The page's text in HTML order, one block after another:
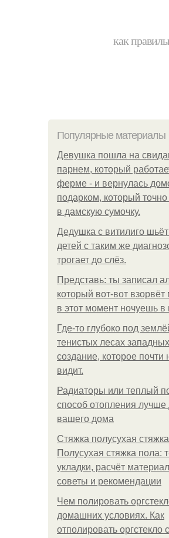
как
Популярные материалы
Девушка пошла на
парнем, который
ферме - и вернулась
подарком, который точно
в дамскую сумочку.
Дедушка с витилиго шьёт
детей с таким же
трогает до слёз.
Представь: ты записал
который вот-вот
в этот момент ночуешь
Где-то глубоко под
тенистых лесах
создание, которое почти
видит.
Радиаторы или теплый
способ отопления лучше
вашего дома
Стяжка полусухая
Полусухая стяжка пола:
укладки, расчёт
советы и рекомендации
Чем полировать
домашних условиях. Как
отполировать оргстекло